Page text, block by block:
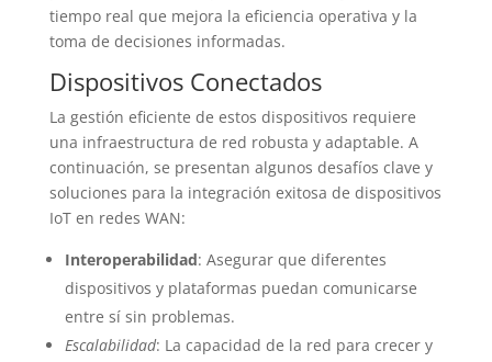
tiempo real que mejora la eficiencia operativa y la
toma de decisiones informadas.
Dispositivos Conectados
La gestión eficiente de estos dispositivos requiere
una infraestructura de red robusta y adaptable. A
continuación, se presentan algunos desafíos clave y
soluciones para la integración exitosa de dispositivos
IoT en redes WAN:
Interoperabilidad: Asegurar que diferentes
dispositivos y plataformas puedan comunicarse
entre sí sin problemas.
Escalabilidad: La capacidad de la red para crecer y